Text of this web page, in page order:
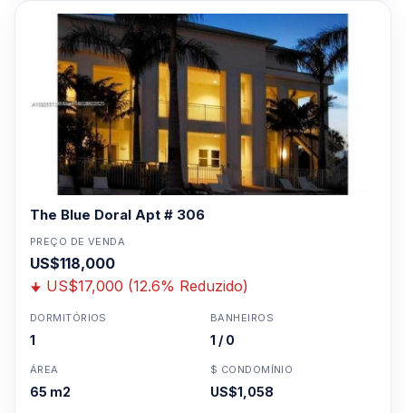
The Blue Doral Apt # 306
PREÇO DE VENDA
US$118,000
US$17,000 (12.6% Reduzido)
DORMITÓRIOS
1
BANHEIROS
1 / 0
ÁREA
65 m2
$ CONDOMÍNIO
US$1,058